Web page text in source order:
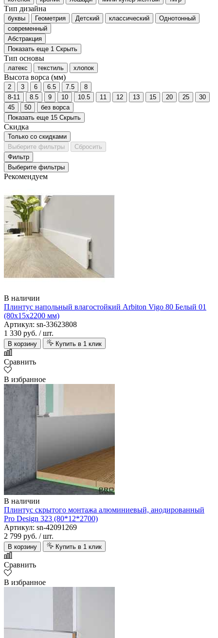
Тип дизайна
буквы Геометрия Детский классический
Однотонный
современный
Абстракция
Показать еще 1 Скрыть
Тип основы
латекс текстиль хлопок
Высота ворса (мм)
2 3 6 6.5 7.5
8
8-11
8.5 9 10 10.5 11 12 13 15 20 25
30
45
50
без ворса
Показать еще 15 Скрыть
Скидка
Только со cкидками
Выберите фильтры
Сбросить
Фильтр
Выберите фильтры
Рекомендуем
В наличии
Плинтус напольный влагостойкий Arbiton Vigo 80 Белый 01
(80х15х2200 мм)
Артикул: sn-33623808
1 330 руб. / шт.
В корзину Купить в 1 клик
Сравнить
В избранное
В наличии
Плинтус скрытого монтажа алюминиевый, анодированный
Pro Design 323 (80*12*2700)
Артикул: sn-42091269
2 799 руб. / шт.
В корзину Купить в 1 клик
Сравнить
В избранное